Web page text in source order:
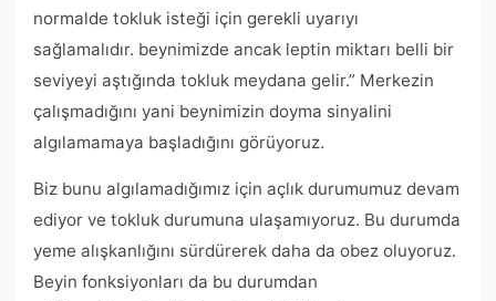
normalde tokluk isteği için gerekli uyarıyı
sağlamalıdır. beynimizde ancak leptin miktarı belli bir
seviyeyi aştığında tokluk meydana gelir.” Merkezin
çalışmadığını yani beynimizin doyma sinyalini
algılamamaya başladığını görüyoruz.
Biz bunu algılamadığımız için açlık durumumuz devam
ediyor ve tokluk durumuna ulaşamıyoruz. Bu durumda
yeme alışkanlığını sürdürerek daha da obez oluyoruz.
Beyin fonksiyonları da bu durumdan